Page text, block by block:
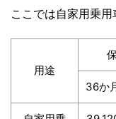
ここでは自家用乗用
用途
36か